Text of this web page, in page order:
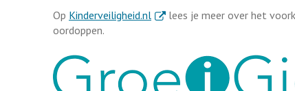
Op Kinderveiligheid.nl. Externe link
lees je meer over het
oordoppen.